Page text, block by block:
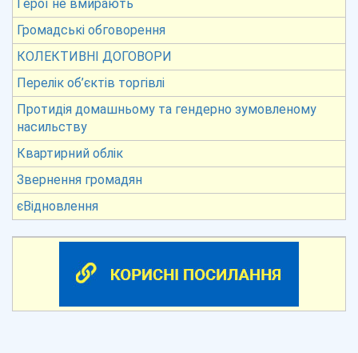
Герої не вмирають
Громадські обговорення
КОЛЕКТИВНІ ДОГОВОРИ
Перелік об’єктів торгівлі
Протидія домашньому та гендерно зумовленому
насильству
Квартирний облік
Звернення громадян
єВідновлення